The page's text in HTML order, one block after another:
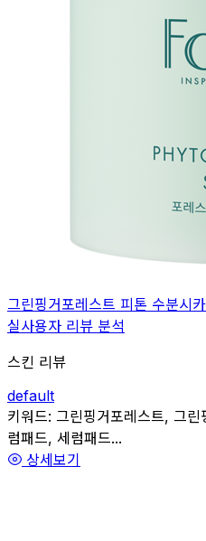
그린핑거포레스트 피톤 수분시
실사용자 리뷰 분석
스킨 리뷰
default
관련
키워드: 그린핑거포레스트, 그
럼패드, 세럼패드...
상세보기